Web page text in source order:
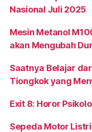
Nasional Juli 2025
Mesin Metanol
akan Mengubah
Saatnya Belajar
Tiongkok yang
Exit 8: Horor
Sepeda Motor